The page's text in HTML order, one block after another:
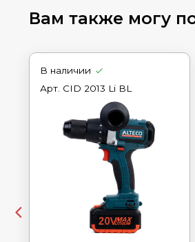
Вам также могу
В наличии
Арт. CID 2013 Li BL